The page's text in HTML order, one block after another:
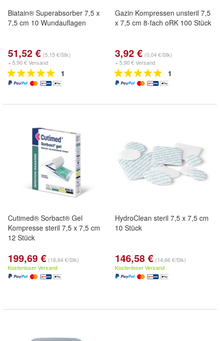
Biatain® Superabsorber 7,5 x
7,5 cm 10 Wundauflagen
51,52 € (5,15 €/Stk)
+ 5,90 € Versand
1
Gazin Kompressen unsteril 7,5
x 7,5 cm 8-fach oRK 100 Stück
3,92 € (0,04 €/Stk)
+ 5,90 € Versand
1
Cutimed® Sorbact® Gel
Kompresse steril 7,5 x 7,5 cm
12 Stück
199,69 € (16,64 €/Stk)
Kostenloser Versand
HydroClean steril 7,5 x 7,5 cm
10 Stück
146,58 € (14,66 €/Stk)
Kostenloser Versand